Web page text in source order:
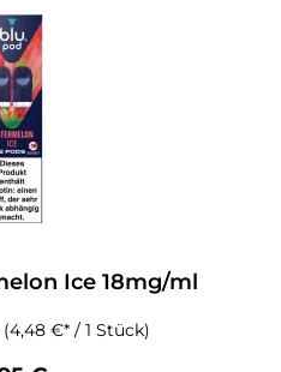
Ice 18mg/ml
(4,48 €* / 1 Stück)